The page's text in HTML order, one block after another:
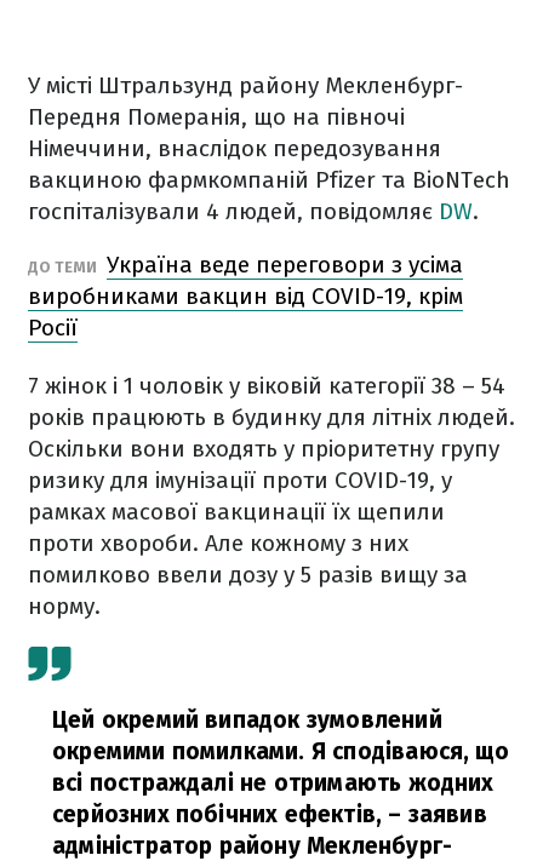
У місті Штральзунд району Мекленбург-
Передня Померанія, що на півночі
Німеччини, внаслідок передозування
вакциною фармкомпаній Pfizer та BioNTech
госпіталізували 4 людей, повідомляє DW.
ДО ТЕМИ Україна веде переговори з усіма
виробниками вакцин від COVID-19, крім
Росії
7 жінок і 1 чоловік у віковій категорії 38 – 54
років працюють в будинку для літніх людей.
Оскільки вони входять у пріоритетну групу
ризику для імунізації проти COVID-19, у
рамках масової вакцинації їх щепили
проти хвороби. Але кожному з них
помилково ввели дозу у 5 разів вищу за
норму.
Цей окремий випадок зумовлений
окремими помилками. Я сподіваюся, що
всі постраждалі не отримають жодних
серйозних побічних ефектів, – заявив
адміністратор району Мекленбург-